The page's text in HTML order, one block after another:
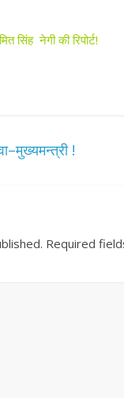
सिंह नेगी की रिपोर्ट!
!
Required